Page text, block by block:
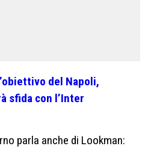
del Napoli,
sfida con l’Inter
parla anche di Lookman: